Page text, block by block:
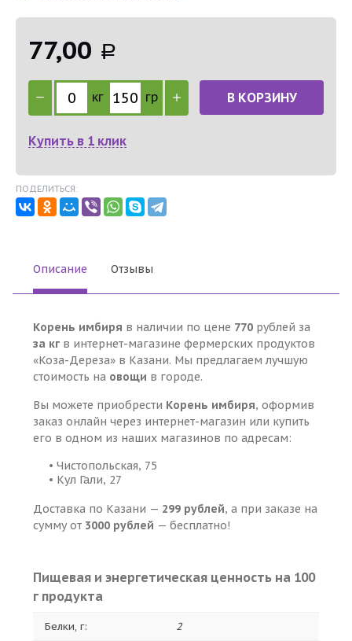
77,00 Р
кг гр В КОРЗИНУ
Купить в 1 клик
ПОДЕЛИТЬСЯ:
Описание Отзывы
Корень имбиря в наличии по цене 770 рублей за
за кг в интернет-магазине фермерских продуктов
«Коза-Дереза» в Казани. Мы предлагаем лучшую
стоимость на овощи в городе.
Вы можете приобрести Корень имбиря, оформив
заказ онлайн через интернет-магазин или купить
его в одном из наших магазинов по адресам:
• Чистопольская, 75
• Кул Гали, 27
Доставка по Казани — 299 рублей, а при заказе на
сумму от 3000 рублей — бесплатно!
Пищевая и энергетическая ценность на 100
г продукта
Белки, г: 2